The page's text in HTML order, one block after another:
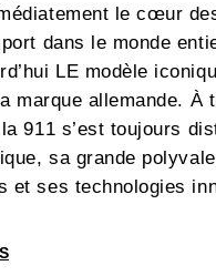
le cœur
dans le monde
LE modèle
marque allemande. À
911 s’est toujours
sa grande
et ses technologies
911 de série, Porsche